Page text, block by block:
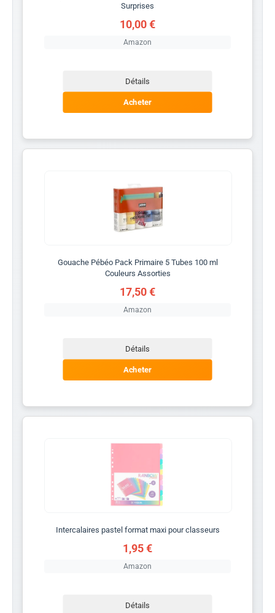
Surprises
10,00 €
Amazon
Détails
Acheter
Gouache Pébéo Pack Primaire 5 Tubes 100 ml
Couleurs Assorties
17,50 €
Amazon
Détails
Acheter
Intercalaires pastel format maxi pour classeurs
1,95 €
Amazon
Détails